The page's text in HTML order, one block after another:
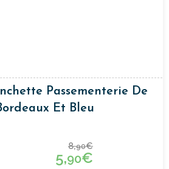
Passementerie De
Et Bleu
8,90€
5,90€